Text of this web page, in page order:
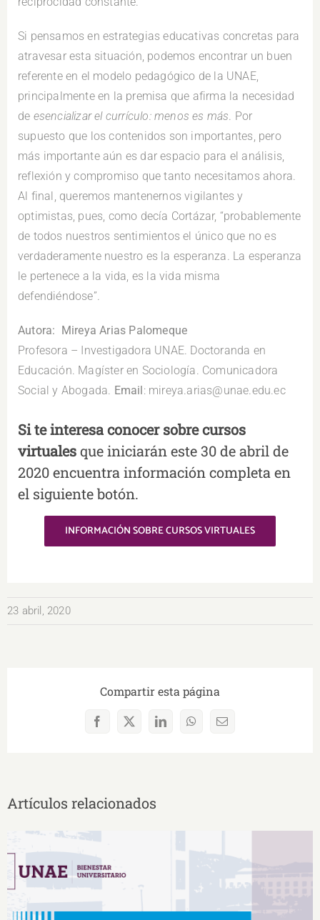
Si pensamos en estrategias educativas concretas para
atravesar esta situación, podemos encontrar un buen
referente en el modelo pedagógico de la UNAE,
principalmente en la premisa que afirma la necesidad
de esencializar el currículo: menos es más. Por
supuesto que los contenidos son importantes, pero
más importante aún es dar espacio para el análisis,
reflexión y compromiso que tanto necesitamos ahora.
Al final, queremos mantenernos vigilantes y
optimistas, pues, como decía Cortázar, “probablemente
de todos nuestros sentimientos el único que no es
verdaderamente nuestro es la esperanza. La esperanza
le pertenece a la vida, es la vida misma
defendiéndose”.
Autora: Mireya Arias Palomeque
Profesora – Investigadora UNAE. Doctoranda en
Educación. Magíster en Sociología. Comunicadora
Social y Abogada. Email : mireya.arias@unae.edu.ec
Si te interesa conocer sobre cursos
virtualesque iniciarán este 30 de abril de
2020 encuentra información completa en
el siguiente botón.
INFORMACIÓN SOBRE CURSOS VIRTUALES
23 abril, 2020
Compartir esta página
Facebook
X LinkedInWhatsAppCorreo
Artículos relacionados